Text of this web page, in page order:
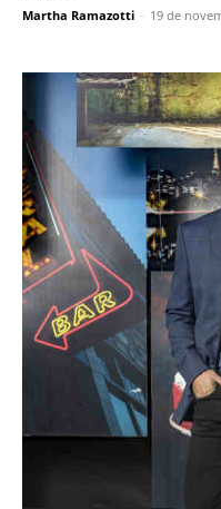
Martha Ramazotti - 19 de